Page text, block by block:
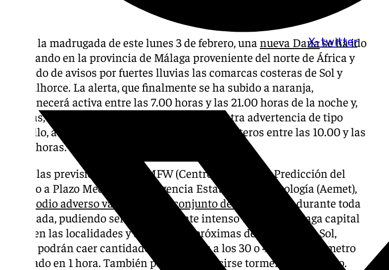
X-twitter
Desde la madrugada de este lunes 3 de febrero, una nueva Danase ha ido
internando en la provincia de Málaga proveniente del norte de África y
llenando de avisos por fuertes lluvias las comarcas costeras de Sol y
Guadalhorce. La alerta, que finalmente se ha subido a naranja,
permanecerá activa entre las 7.00 horas y las 21.00 horas de la noche y,
además, la costa de la Axarquía contará con otra advertencia de tipo
amarillo, aunque en su caso por fenómenos costeros entre las 10.00 y las
20.00 horas.
Según las previsiones del ECMFW (Centro Europeo de Predicción del
Tiempo a Plazo Medio) y de la Agencia Estatal de Meteorología (Aemet),
episodio adverso va a afectar al conjunto de la provinciadurante toda
la jornada, pudiendo ser especialmente intenso tanto en Málaga capital
como en las localidades y sierras más próximas de la Costa del Sol,
donde podrán caer cantidades superiores a los 30 o 40 litros por metro
cuadrado en 1 hora. También podrán producirse tormentas y granizo.